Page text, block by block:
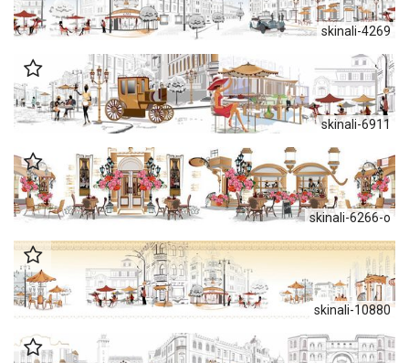
skinali-4269
skinali-6911
skinali-6266-o
skinali-10880